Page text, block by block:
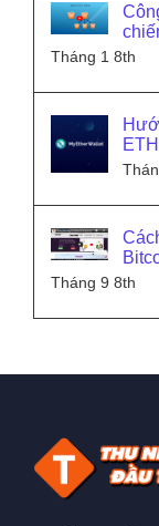
Tháng 1 8th
Tháng 9 8th